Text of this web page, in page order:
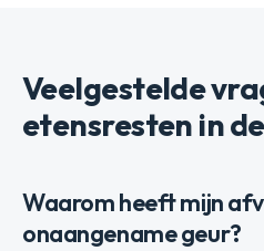
Veelgestelde
etensresten in
Waarom heeft mijn
onaangename geur?